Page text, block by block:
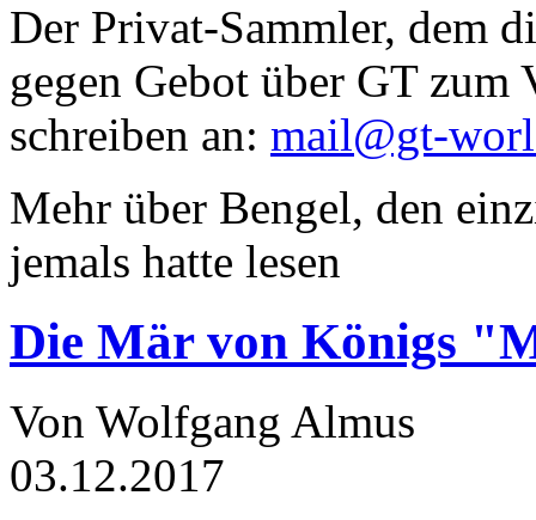
Der Privat-Sammler, dem
gegen Gebot über GT zum
schreiben an: mail@gt-
Mehr über Bengel, den
jemals hatte lesen
Die Mär von Königs
Von Wolfgang Almus
03.12.2017